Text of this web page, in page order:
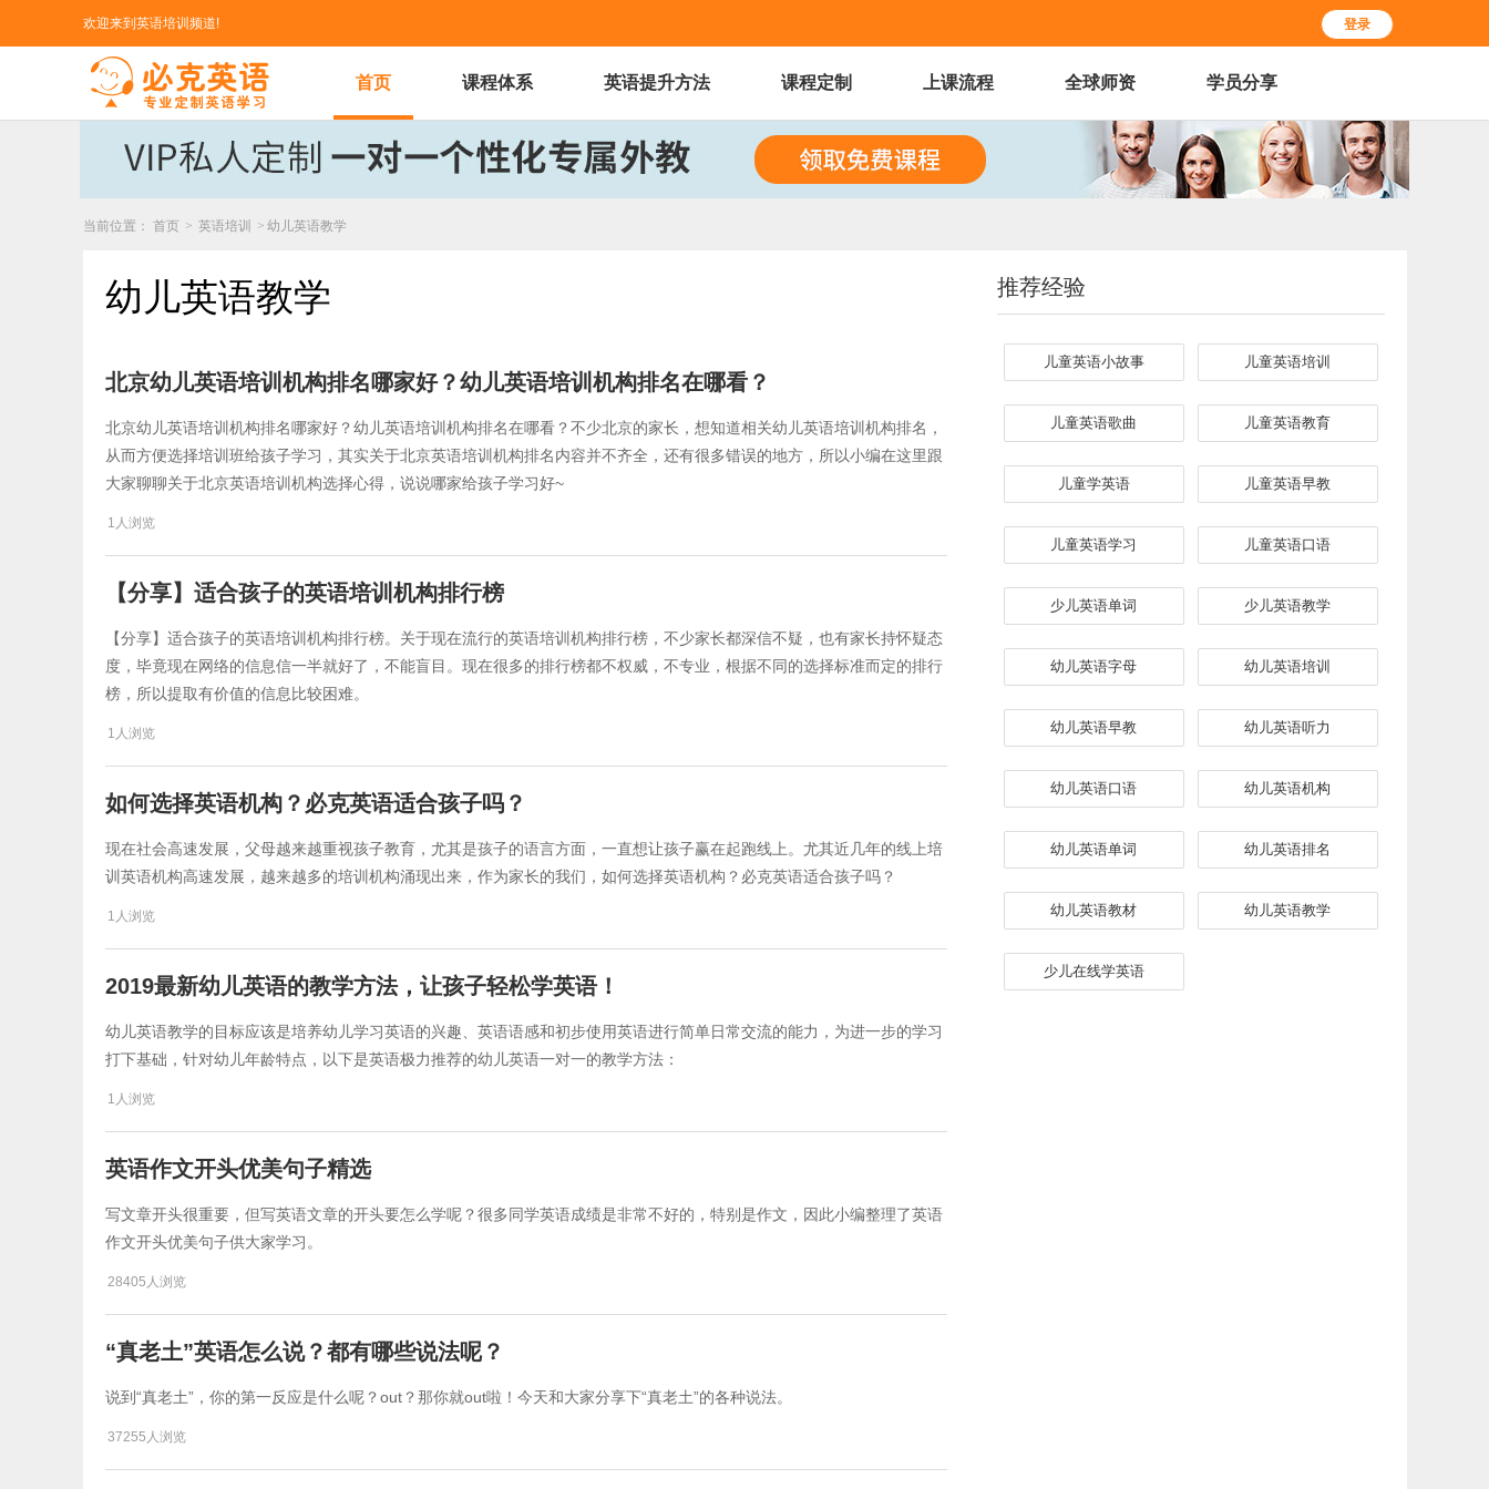
登录
欢迎来到英语培训频道!
首页 课程体系 英语提升方法 课程定制 上课流程 全球师资 学员分享
当前位置： 首页 > 英语培训 > 幼儿英语教学
幼儿英语教学
北京幼儿英语培训机构排名哪家好？幼儿英语培训机构排名在哪看？
北京幼儿英语培训机构排名哪家好？幼儿英语培训机构排名在哪看？不少北京的家长，想知道相关幼儿英语培训机构排名，
从而方便选择培训班给孩子学习，其实关于北京英语培训机构排名内容并不齐全，还有很多错误的地方，所以小编在这里跟
大家聊聊关于北京英语培训机构选择心得，说说哪家给孩子学习好~
1人浏览
【分享】适合孩子的英语培训机构排行榜
【分享】适合孩子的英语培训机构排行榜。关于现在流行的英语培训机构排行榜，不少家长都深信不疑，也有家长持怀疑态
度，毕竟现在网络的信息信一半就好了，不能盲目。现在很多的排行榜都不权威，不专业，根据不同的选择标准而定的排行
榜，所以提取有价值的信息比较困难。
1人浏览
如何选择英语机构？必克英语适合孩子吗？
现在社会高速发展，父母越来越重视孩子教育，尤其是孩子的语言方面，一直想让孩子赢在起跑线上。尤其近几年的线上培
训英语机构高速发展，越来越多的培训机构涌现出来，作为家长的我们，如何选择英语机构？必克英语适合孩子吗？
1人浏览
2019最新幼儿英语的教学方法，让孩子轻松学英语！
幼儿英语教学的目标应该是培养幼儿学习英语的兴趣、英语语感和初步使用英语进行简单日常交流的能力，为进一步的学习
打下基础，针对幼儿年龄特点，以下是英语极力推荐的幼儿英语一对一的教学方法：
1人浏览
英语作文开头优美句子精选
写文章开头很重要，但写英语文章的开头要怎么学呢？很多同学英语成绩是非常不好的，特别是作文，因此小编整理了英语
作文开头优美句子供大家学习。
28405人浏览
“真老土”英语怎么说？都有哪些说法呢？
说到“真老土”，你的第一反应是什么呢？out？那你就out啦！今天和大家分享下“真老土”的各种说法。
37255人浏览
推荐经验
儿童英语小故事 儿童英语培训
儿童英语歌曲 儿童英语教育
儿童学英语 儿童英语早教
儿童英语学习 儿童英语口语
少儿英语单词 少儿英语教学
幼儿英语字母 幼儿英语培训
幼儿英语早教 幼儿英语听力
幼儿英语口语 幼儿英语机构
幼儿英语单词 幼儿英语排名
幼儿英语教材 幼儿英语教学
少儿在线学英语